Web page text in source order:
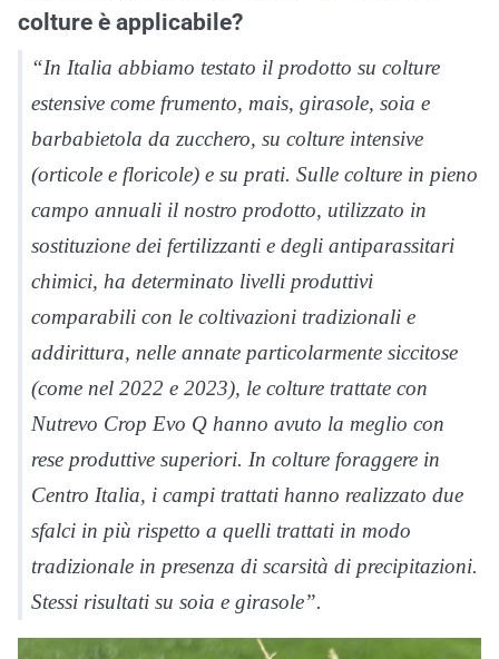
colture è applicabile?
“In Italia abbiamo testato il prodotto su colture
estensive come frumento, mais, girasole, soia e
barbabietola da zucchero, su colture intensive
(orticole e floricole) e su prati. Sulle colture in pieno
campo annuali il nostro prodotto, utilizzato in
sostituzione dei fertilizzanti e degli antiparassitari
chimici, ha determinato livelli produttivi
comparabili con le coltivazioni tradizionali e
addirittura, nelle annate particolarmente siccitose
(come nel 2022 e 2023), le colture trattate con
Nutrevo Crop Evo Q hanno avuto la meglio con
rese produttive superiori. In colture foraggere in
Centro Italia, i campi trattati hanno realizzato due
sfalci in più rispetto a quelli trattati in modo
tradizionale in presenza di scarsità di precipitazioni.
Stessi risultati su soia e girasole”.